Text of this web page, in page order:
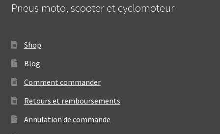
Pneus moto, scooter et cyclomoteur
Shop
Blog
Comment commander
Retours et remboursements
Annulation de commande